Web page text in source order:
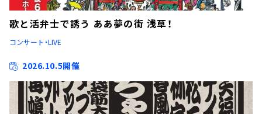
歌と活弁士で誘う ああ夢の街 浅草！
コンサート・LIVE
2026.10.5開催